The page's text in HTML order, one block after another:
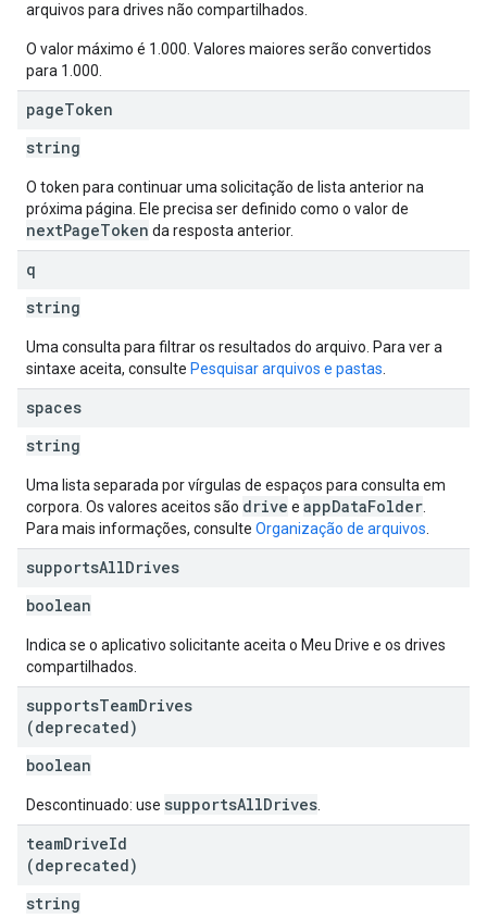
arquivos para drives não compartilhados.
O valor máximo é 1.000. Valores maiores serão convertidos
para 1.000.
pageToken
string
O token para continuar uma solicitação de lista anterior na
próxima página. Ele precisa ser definido como o valor de
nextPageToken da resposta anterior.
q
string
Uma consulta para filtrar os resultados do arquivo. Para ver a
sintaxe aceita, consulte Pesquisar arquivos e pastas
spaces
string
Uma lista separada por vírgulas de espaços para consulta em
corpora. Os valores aceitos são drive e appDataFolder
Para mais informações, consulte Organização de arquivos
supportsAllDrives
boolean
Indica se o aplicativo solicitante aceita o Meu Drive e os drives
compartilhados.
supportsTeamDrives
(deprecated)
boolean
Descontinuado: use supportsAllDrives
teamDriveId
(deprecated)
string